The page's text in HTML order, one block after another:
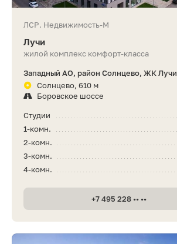
ЛСР. Недвижимость-М
Лучи
жилой комплекс комфорт-класса
Западный АО, район Солнцево, ЖК Лучи
Солнцево, 610 м
Боровское шоссе
Студии
1-комн.
2-комн.
3-комн.
4-комн.
+7 495 228 •• ••